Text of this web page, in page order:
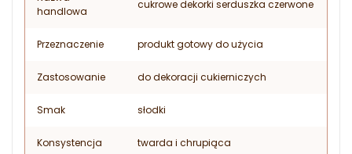
handlowa
cukrowe dekorki serduszka czerwone
Przeznaczenie produkt gotowy do użycia
Zastosowanie do dekoracji cukierniczych
Smak słodki
Konsystencja twarda i chrupiąca